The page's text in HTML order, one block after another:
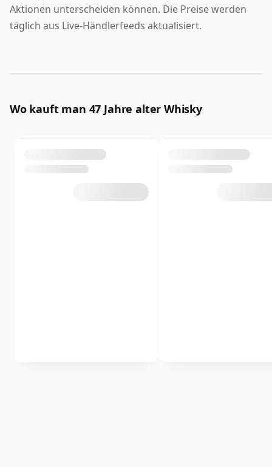
Aktionen unterscheiden können. Die Preise werden
täglich aus Live-Händlerfeeds aktualisiert.
Wo kauft man 47 Jahre alter Whisky